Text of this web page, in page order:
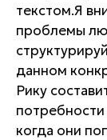
текстом.Я
проблемы
данном
Рику
когда они